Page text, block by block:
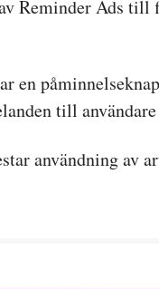
Reminder Ads till
en
till
användning av